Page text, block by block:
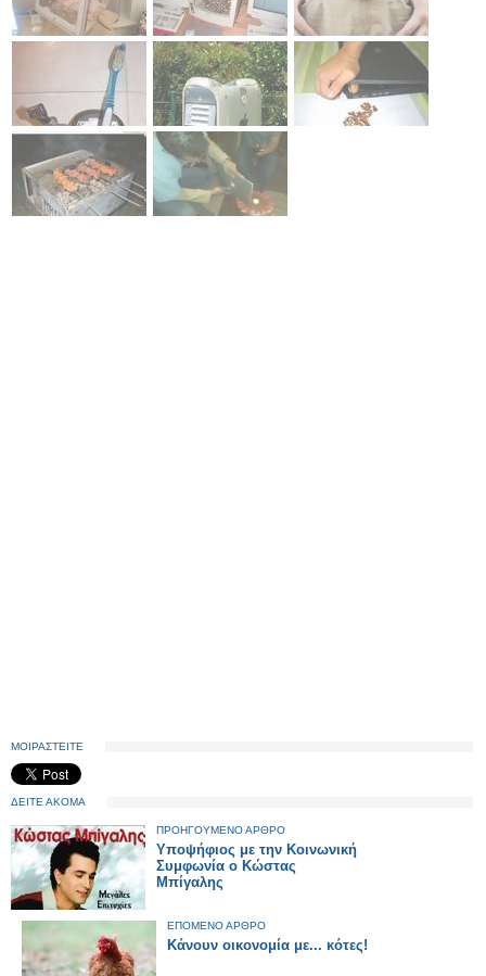
ΜΟΙΡΑΣΤΕΙΤΕ
ΔΕΙΤΕ ΑΚΟΜΑ
ΠΡΟΗΓΟΥΜΕΝΟ ΑΡΘΡΟ
Yποψήφιος με την Κοινωνική
Συμφωνία ο Κώστας
Μπίγαλης
ΕΠΟΜΕΝΟ ΑΡΘΡΟ
Κάνουν οικονομία με... κότες!